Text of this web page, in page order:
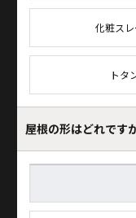
化粧スレ
トタ
屋根の形はどれです